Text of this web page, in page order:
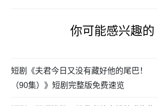
你可能感兴趣的
短剧《夫君今日又没有藏好他的尾巴！
（90集）》短剧完整版免费速览